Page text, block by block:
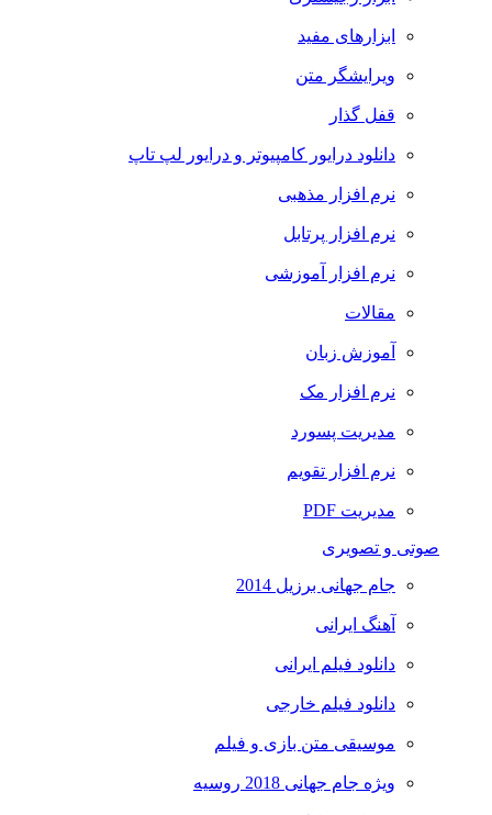
ابزارهای مفید
ویرایشگر متن
قفل گذار
دانلود درایور کامپیوتر و درایور لپ تاپ
نرم افزار مذهبی
نرم افزار پرتابل
نرم افزار آموزشی
مقالات
آموزش زبان
نرم افزار مک
مدیریت پسورد
نرم افزار تقویم
مدیریت PDF
صوتی و تصویری
جام جهانی برزیل 2014
آهنگ ایرانی
دانلود فیلم ایرانی
دانلود فیلم خارجی
موسیقی متن بازی و فیلم
ویژه جام جهانی 2018 روسیه